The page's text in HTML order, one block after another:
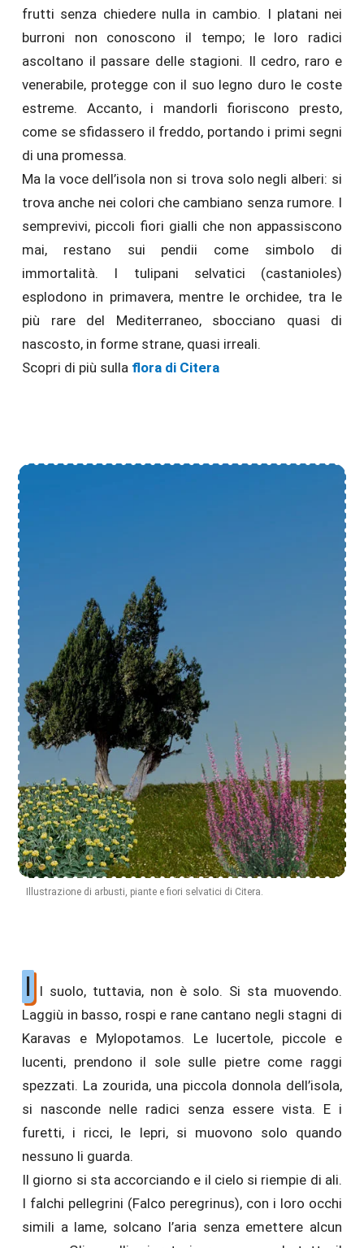
frutti senza chiedere nulla in cambio. I platani nei
burroni non conoscono il tempo; le loro radici
ascoltano il passare delle stagioni. Il cedro, raro e
venerabile, protegge con il suo legno duro le coste
estreme. Accanto, i mandorli fioriscono presto,
come se sfidassero il freddo, portando i primi segni
di una promessa.
Ma la voce dell’isola non si trova solo negli alberi: si
trova anche nei colori che cambiano senza rumore. I
semprevivi, piccoli fiori gialli che non appassiscono
mai, restano sui pendii come simbolo di
immortalità. I tulipani selvatici (castanioles)
esplodono in primavera, mentre le orchidee, tra le
più rare del Mediterraneo, sbocciano quasi di
nascosto, in forme strane, quasi irreali.
Scopri di più sulla flora di Citera
Illustrazione di arbusti, piante e fiori selvatici di Citera.
I
l suolo, tuttavia, non è solo. Si sta muovendo.
Laggiù in basso, rospi e rane cantano negli stagni di
Karavas e Mylopotamos. Le lucertole, piccole e
lucenti, prendono il sole sulle pietre come raggi
spezzati. La zourida, una piccola donnola dell’isola,
si nasconde nelle radici senza essere vista. E i
furetti, i ricci, le lepri, si muovono solo quando
nessuno li guarda.
Il giorno si sta accorciando e il cielo si riempie di ali.
I falchi pellegrini (Falco peregrinus), con i loro occhi
simili a lame, solcano l’aria senza emettere alcun